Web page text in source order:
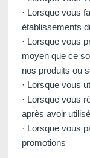
· Lorsque vous
établissements
· Lorsque vous
moyen que ce
nos produits ou
· Lorsque vous
· Lorsque vous
après avoir
· Lorsque vous
promotions